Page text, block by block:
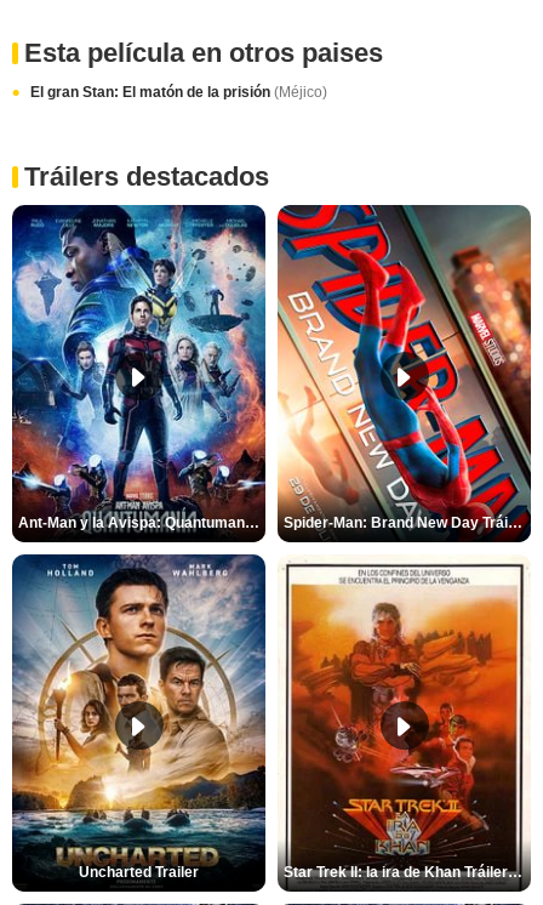
Esta película en otros paises
El gran Stan: El matón de la prisión (Méjico)
Tráilers destacados
Ant-Man y la Avispa: Quantumanía Tráiler (2) Spider-Man: Brand New Day Tráiler (3)
Uncharted Trailer Star Trek II: la ira de Khan Tráiler VO